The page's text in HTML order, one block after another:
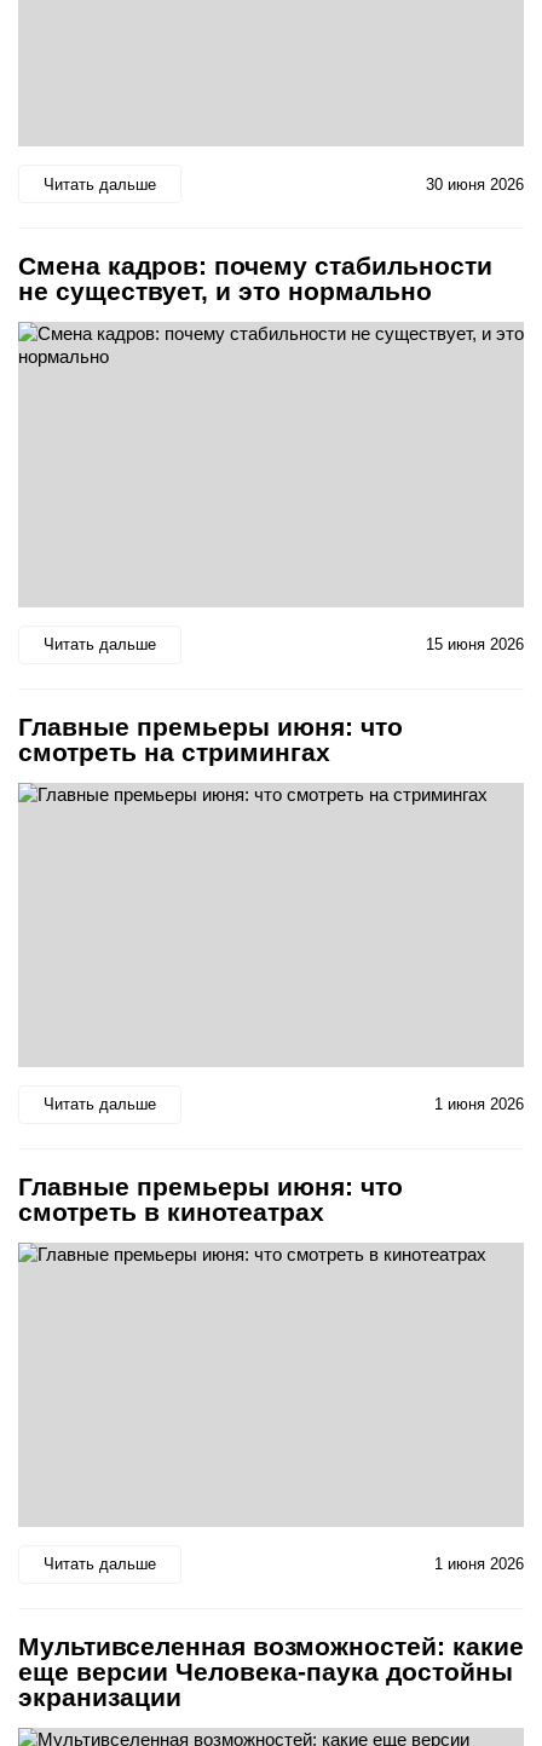
Читать дальше 30 июня 2026
Смена кадров: почему стабильности
не существует, и это нормально
Читать дальше 15 июня 2026
Главные премьеры июня: что
смотреть на стримингах
Читать дальше 1 июня 2026
Главные премьеры июня: что
смотреть в кинотеатрах
Читать дальше 1 июня 2026
Мультивселенная возможностей: какие
еще версии Человека-паука достойны
экранизации